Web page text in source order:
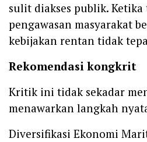
sulit diakses publik.
pengawasan masyarakat
kebijakan rentan tidak
Rekomendasi kongkrit
Kritik ini tidak sekadar
menawarkan langkah
Diversifikasi Ekonomi